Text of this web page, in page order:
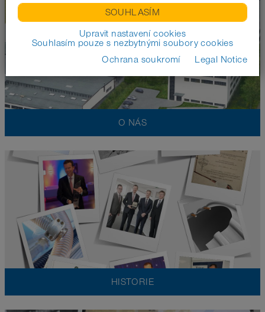
O NÁS
HISTORIE
SOUHLASÍM
Upravit nastavení cookies
Souhlasím pouze s nezbytnými soubory cookies
Ochrana soukromí
Legal Notice